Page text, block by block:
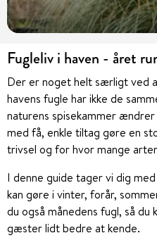
Fugleliv i haven - året
Der er noget helt særligt ved
havens fugle har ikke de
naturens spisekammer
med få, enkle tiltag gøre en
trivsel og for hvor mange
I denne guide tager vi dig
kan gøre i vinter, forår,
du også månedens fugl, så du
gæster lidt bedre at kende.